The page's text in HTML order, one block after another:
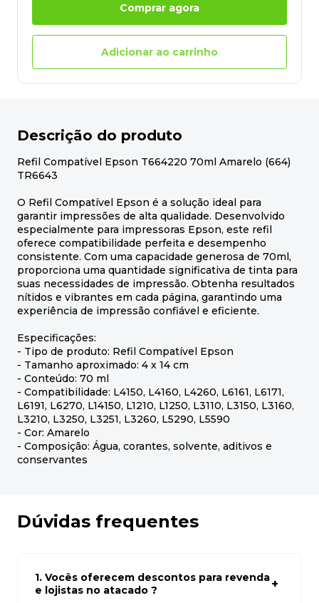
Comprar agora
Adicionar ao carrinho
Descrição do produto
Refil Compatível Epson T664220 70ml Amarelo (664)
TR6643
O Refil Compatível Epson é a solução ideal para
garantir impressões de alta qualidade. Desenvolvido
especialmente para impressoras Epson, este refil
oferece compatibilidade perfeita e desempenho
consistente. Com uma capacidade generosa de 70ml,
proporciona uma quantidade significativa de tinta para
suas necessidades de impressão. Obtenha resultados
nítidos e vibrantes em cada página, garantindo uma
experiência de impressão confiável e eficiente.
Especificações:
- Tipo de produto: Refil Compatível Epson
- Tamanho aproximado: 4 x 14 cm
- Conteúdo: 70 ml
- Compatibilidade: L4150, L4160, L4260, L6161, L6171,
L6191, L6270, L14150, L1210, L1250, L3110, L3150, L3160,
L3210, L3250, L3251, L3260, L5290, L5590
- Cor: Amarelo
- Composição: Água, corantes, solvente, aditivos e
conservantes
Dúvidas frequentes
1. Vocês oferecem descontos para revenda
e lojistas no atacado ?